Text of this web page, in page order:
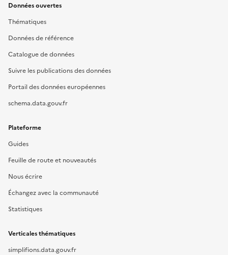
Données ouvertes
Thématiques
Données de référence
Catalogue de données
Suivre les publications des données
Portail des données européennes
schema.data.gouv.fr
Plateforme
Guides
Feuille de route et nouveautés
Nous écrire
Échangez avec la communauté
Statistiques
Verticales thématiques
simplifions.data.gouv.fr